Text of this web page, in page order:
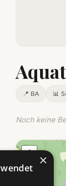
📍 BA 📊
Noch keine
+
− ×